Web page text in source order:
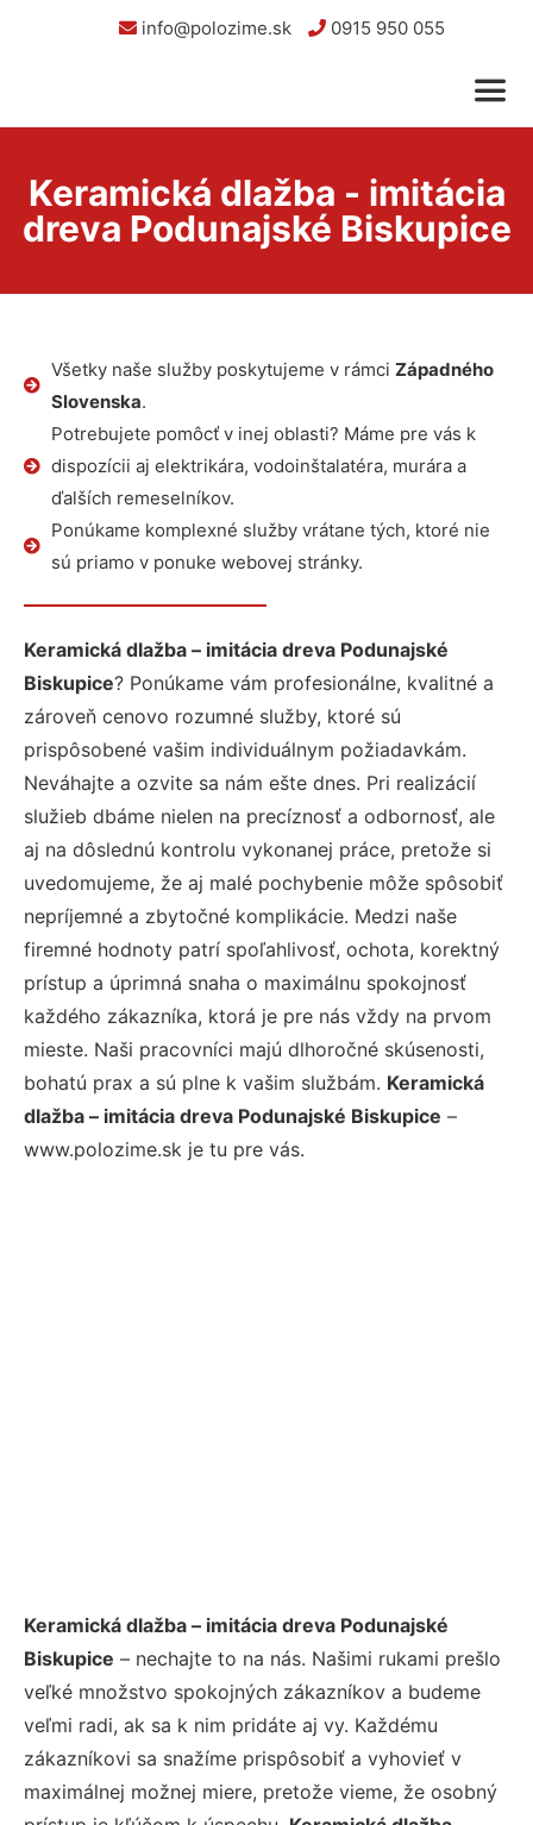
info@polozime.sk 0915 950 055
Keramická dlažba - imitácia
dreva Podunajské Biskupice
Všetky naše služby poskytujeme v rámci Západného
Slovenska.
Potrebujete pomôcť v inej oblasti? Máme pre vás k
dispozícii aj elektrikára, vodoinštalatéra, murára a
ďalších remeselníkov.
Ponúkame komplexné služby vrátane tých, ktoré nie
sú priamo v ponuke webovej stránky.
Keramická dlažba – imitácia dreva Podunajské
Biskupice? Ponúkame vám profesionálne, kvalitné a
zároveň cenovo rozumné služby, ktoré sú
prispôsobené vašim individuálnym požiadavkám.
Neváhajte a ozvite sa nám ešte dnes. Pri realizácií
služieb dbáme nielen na precíznosť a odbornosť, ale
aj na dôslednú kontrolu vykonanej práce, pretože si
uvedomujeme, že aj malé pochybenie môže spôsobiť
nepríjemné a zbytočné komplikácie. Medzi naše
firemné hodnoty patrí spoľahlivosť, ochota, korektný
prístup a úprimná snaha o maximálnu spokojnosť
každého zákazníka, ktorá je pre nás vždy na prvom
mieste. Naši pracovníci majú dlhoročné skúsenosti,
bohatú prax a sú plne k vašim službám. Keramická
dlažba – imitácia dreva Podunajské Biskupice –
www.polozime.sk je tu pre vás.
Keramická dlažba – imitácia dreva Podunajské
Biskupice – nechajte to na nás. Našimi rukami prešlo
veľké množstvo spokojných zákazníkov a budeme
veľmi radi, ak sa k nim pridáte aj vy. Každému
zákazníkovi sa snažíme prispôsobiť a vyhovieť v
maximálnej možnej miere, pretože vieme, že osobný